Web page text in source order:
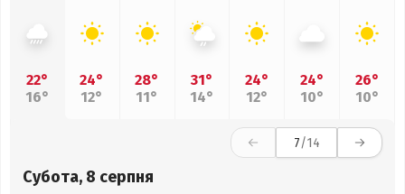
22°
16°
24°
12°
28°
11°
31°
14°
24°
12°
24°
10°
26°
10°
7/14
Субота, 8 серпня